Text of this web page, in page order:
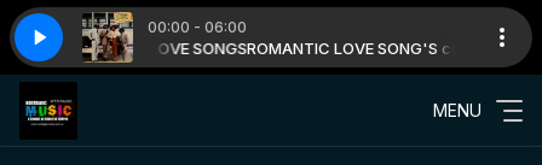
00:00 - 06:00
ROMANTIC LOVE SONGSROMANTIC LOVE SONG'S com ROMANTIC
SIDE EFFECT - ATTITUDES
MENU